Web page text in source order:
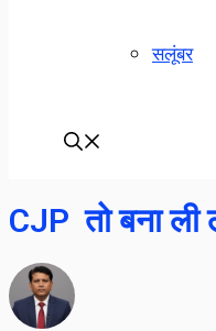
सलूंबर
CJP तो बना ली